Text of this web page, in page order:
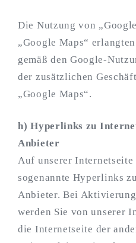
Die Nutzung von
„Google Maps“
gemäß den Google-
der zusätzlichen
„Google Maps“.
h) Hyperlinks zu
Anbieter
Auf unserer
sogenannte Hyperlinks
Anbieter. Bei
werden Sie von unserer
die Internetseite der